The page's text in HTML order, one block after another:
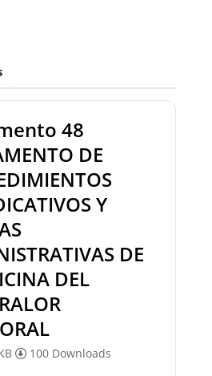
48
DE
Y
DE
DEL
100 Downloads